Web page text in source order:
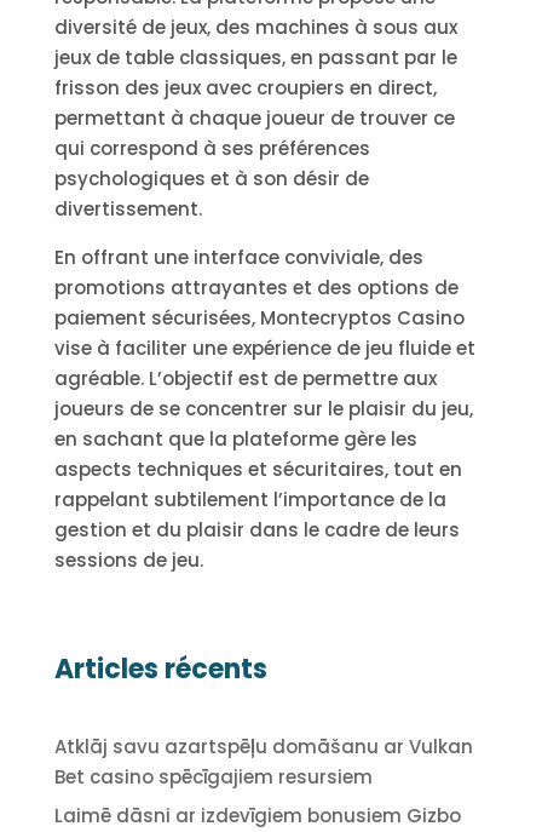
diversité de jeux, des machines à sous aux
jeux de table classiques, en passant par le
frisson des jeux avec croupiers en direct,
permettant à chaque joueur de trouver ce
qui correspond à ses préférences
psychologiques et à son désir de
divertissement.
En offrant une interface conviviale, des
promotions attrayantes et des options de
paiement sécurisées, Montecryptos Casino
vise à faciliter une expérience de jeu fluide et
agréable. L’objectif est de permettre aux
joueurs de se concentrer sur le plaisir du jeu,
en sachant que la plateforme gère les
aspects techniques et sécuritaires, tout en
rappelant subtilement l’importance de la
gestion et du plaisir dans le cadre de leurs
sessions de jeu.
Articles récents
Atklāj savu azartspēļu domāšanu ar Vulkan
Bet casino spēcīgajiem resursiem
Laimē dāsni ar izdevīgiem bonusiem Gizbo